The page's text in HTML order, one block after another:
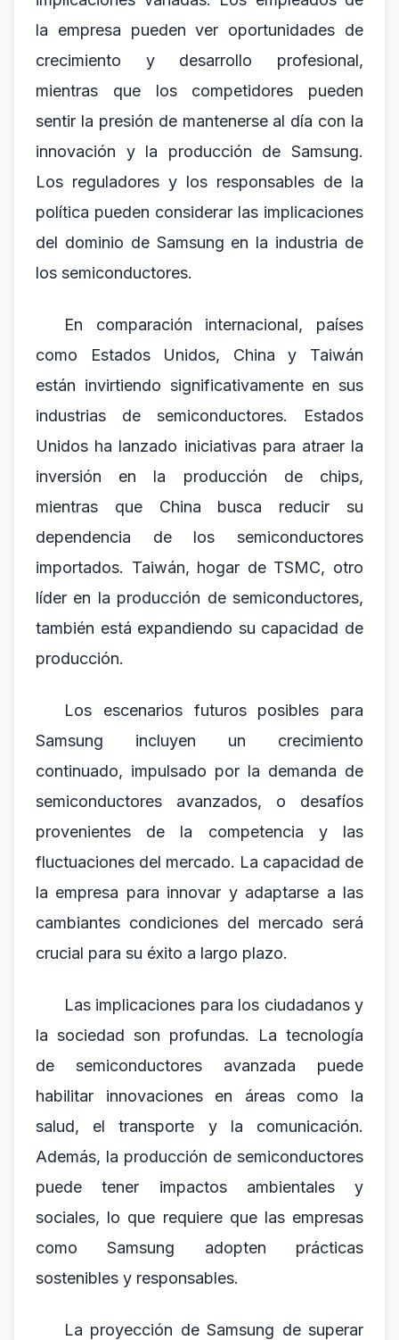
la empresa pueden ver oportunidades de
crecimiento y desarrollo profesional,
mientras que los competidores pueden
sentir la presión de mantenerse al día con la
innovación y la producción de Samsung.
Los reguladores y los responsables de la
política pueden considerar las implicaciones
del dominio de Samsung en la industria de
los semiconductores.
En comparación internacional, países
como Estados Unidos, China y Taiwán
están invirtiendo significativamente en sus
industrias de semiconductores. Estados
Unidos ha lanzado iniciativas para atraer la
inversión en la producción de chips,
mientras que China busca reducir su
dependencia de los semiconductores
importados. Taiwán, hogar de TSMC, otro
líder en la producción de semiconductores,
también está expandiendo su capacidad de
producción.
Los escenarios futuros posibles para
Samsung incluyen un crecimiento
continuado, impulsado por la demanda de
semiconductores avanzados, o desafíos
provenientes de la competencia y las
fluctuaciones del mercado. La capacidad de
la empresa para innovar y adaptarse a las
cambiantes condiciones del mercado será
crucial para su éxito a largo plazo.
Las implicaciones para los ciudadanos y
la sociedad son profundas. La tecnología
de semiconductores avanzada puede
habilitar innovaciones en áreas como la
salud, el transporte y la comunicación.
Además, la producción de semiconductores
puede tener impactos ambientales y
sociales, lo que requiere que las empresas
como Samsung adopten prácticas
sostenibles y responsables.
La proyección de Samsung de superar